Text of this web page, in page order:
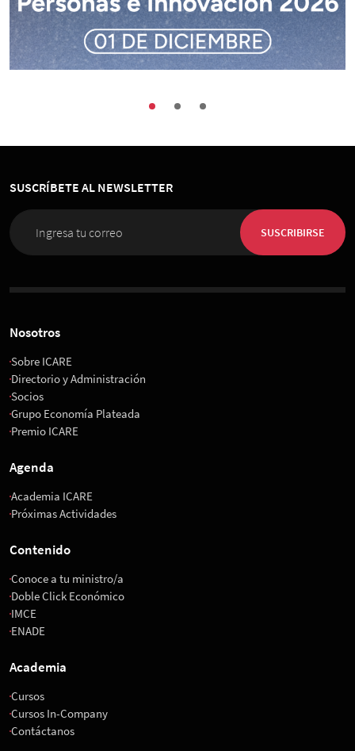
01 de Diciembre 2026, 08:00 horas
Espacio Riesco
SUSCRÍBETE AL NEWSLETTER
SUSCRIBIRSE
Nosotros
Sobre ICARE
Directorio y Administración
Socios
Grupo Economía Plateada
Premio ICARE
Agenda
Academia ICARE
Próximas Actividades
Contenido
Conoce a tu ministro/a
Doble Click Económico
IMCE
ENADE
Academia
Cursos
Cursos In-Company
Contáctanos